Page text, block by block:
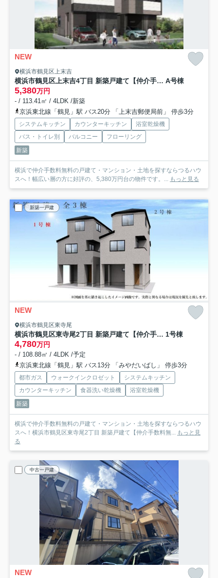
NEW
横浜市鶴見区上末吉
横浜市鶴見区上末吉4丁目 新築戸建て【仲介手数料無料】 A号棟
5,380万円
- / 113.41㎡ / 4LDK /新築
京浜東北線「鶴見」駅 バス20分 「上末吉郵便局前」 停歩3分
システムキッチン カウンターキッチン
浴室乾燥機
バス・トイレ別
バルコニー
フローリング
新築
横浜で仲介手数料無料の戸建て・マンション・土地を探すならつるハウ
スへ！幅広い層の方に好評の、5,380万円台の物件です。...
もっと見る
新築一戸建
NEW
横浜市鶴見区東寺尾
横浜市鶴見区東寺尾2丁目 新築戸建て【仲介手数料無料】 1号棟
4,780万円
- / 108.88㎡ / 4LDK /予定
京浜東北線「鶴見」駅 バス13分 「みやだいばし」 停歩3分
都市ガス ウォークインクロゼット
システムキッチン
カウンターキッチン
食器洗い乾燥機
浴室乾燥機
新築
横浜で仲介手数料無料の戸建て・マンション・土地を探すならつるハウ
スへ！横浜市鶴見区東寺尾2丁目 新築戸建て【仲介手数料無...
もっと見
る
中古一戸建
NEW